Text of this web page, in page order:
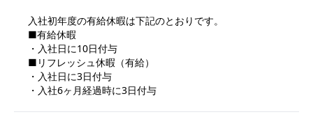
入社初年度の有給休暇は下記のとおりです。
■有給休暇
・入社日に10日付与
■リフレッシュ休暇（有給）
・入社日に3日付与
・入社6ヶ月経過時に3日付与